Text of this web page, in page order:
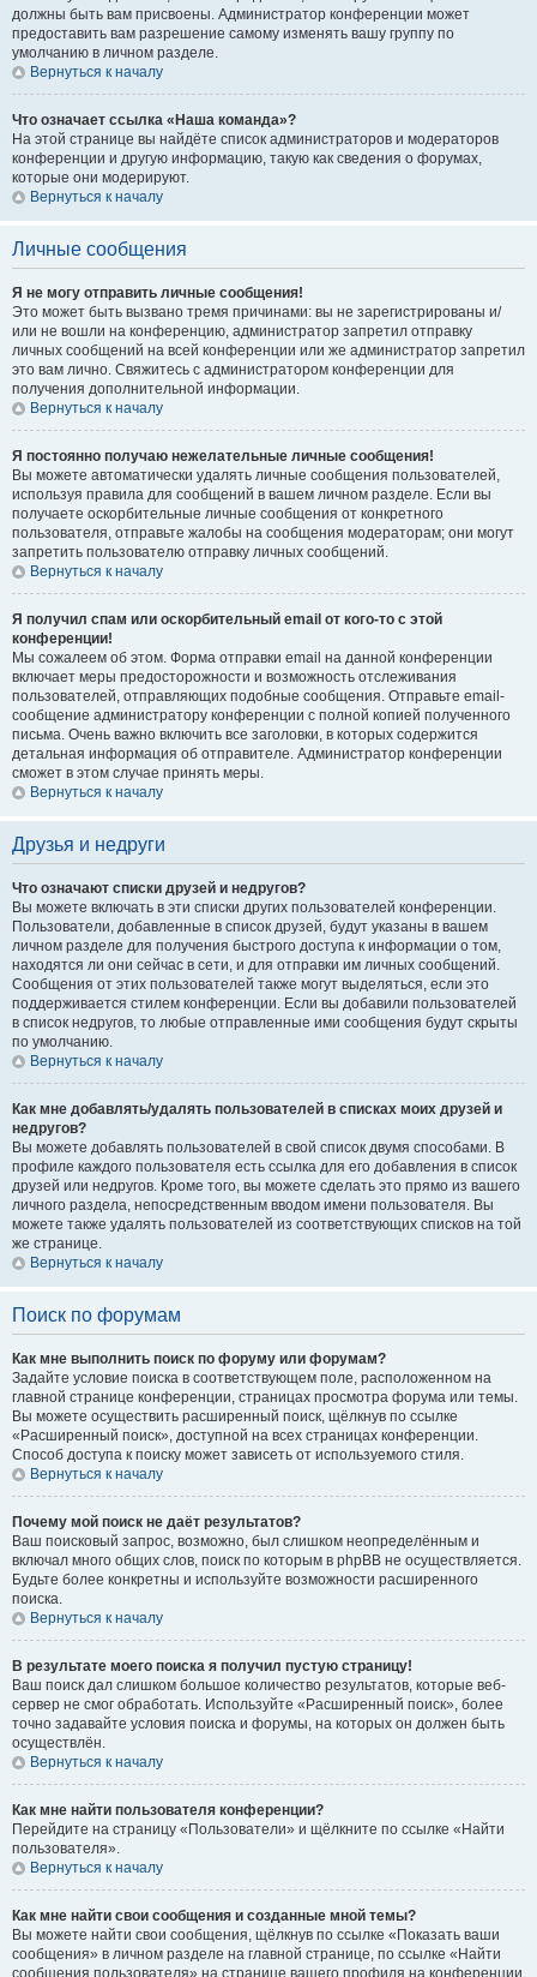
должны быть вам присвоены. Администратор конференции может
предоставить вам разрешение самому изменять вашу группу по
умолчанию в личном разделе.
Вернуться к началу
Что означает ссылка «Наша команда»?
На этой странице вы найдёте список администраторов и модераторов
конференции и другую информацию, такую как сведения о форумах,
которые они модерируют.
Вернуться к началу
Личные сообщения
Я не могу отправить личные сообщения!
Это может быть вызвано тремя причинами: вы не зарегистрированы и/
или не вошли на конференцию, администратор запретил отправку
личных сообщений на всей конференции или же администратор запретил
это вам лично. Свяжитесь с администратором конференции для
получения дополнительной информации.
Вернуться к началу
Я постоянно получаю нежелательные личные сообщения!
Вы можете автоматически удалять личные сообщения пользователей,
используя правила для сообщений в вашем личном разделе. Если вы
получаете оскорбительные личные сообщения от конкретного
пользователя, отправьте жалобы на сообщения модераторам; они могут
запретить пользователю отправку личных сообщений.
Вернуться к началу
Я получил спам или оскорбительный email от кого-то с этой
конференции!
Мы сожалеем об этом. Форма отправки email на данной конференции
включает меры предосторожности и возможность отслеживания
пользователей, отправляющих подобные сообщения. Отправьте email-
сообщение администратору конференции с полной копией полученного
письма. Очень важно включить все заголовки, в которых содержится
детальная информация об отправителе. Администратор конференции
сможет в этом случае принять меры.
Вернуться к началу
Друзья и недруги
Что означают списки друзей и недругов?
Вы можете включать в эти списки других пользователей конференции.
Пользователи, добавленные в список друзей, будут указаны в вашем
личном разделе для получения быстрого доступа к информации о том,
находятся ли они сейчас в сети, и для отправки им личных сообщений.
Сообщения от этих пользователей также могут выделяться, если это
поддерживается стилем конференции. Если вы добавили пользователей
в список недругов, то любые отправленные ими сообщения будут скрыты
по умолчанию.
Вернуться к началу
Как мне добавлять/удалять пользователей в списках моих друзей и
недругов?
Вы можете добавлять пользователей в свой список двумя способами. В
профиле каждого пользователя есть ссылка для его добавления в список
друзей или недругов. Кроме того, вы можете сделать это прямо из вашего
личного раздела, непосредственным вводом имени пользователя. Вы
можете также удалять пользователей из соответствующих списков на той
же странице.
Вернуться к началу
Поиск по форумам
Как мне выполнить поиск по форуму или форумам?
Задайте условие поиска в соответствующем поле, расположенном на
главной странице конференции, страницах просмотра форума или темы.
Вы можете осуществить расширенный поиск, щёлкнув по ссылке
«Расширенный поиск», доступной на всех страницах конференции.
Способ доступа к поиску может зависеть от используемого стиля.
Вернуться к началу
Почему мой поиск не даёт результатов?
Ваш поисковый запрос, возможно, был слишком неопределённым и
включал много общих слов, поиск по которым в phpBB не осуществляется.
Будьте более конкретны и используйте возможности расширенного
поиска.
Вернуться к началу
В результате моего поиска я получил пустую страницу!
Ваш поиск дал слишком большое количество результатов, которые веб-
сервер не смог обработать. Используйте «Расширенный поиск», более
точно задавайте условия поиска и форумы, на которых он должен быть
осуществлён.
Вернуться к началу
Как мне найти пользователя конференции?
Перейдите на страницу «Пользователи» и щёлкните по ссылке «Найти
пользователя».
Вернуться к началу
Как мне найти свои сообщения и созданные мной темы?
Вы можете найти свои сообщения, щёлкнув по ссылке «Показать ваши
сообщения» в личном разделе на главной странице, по ссылке «Найти
сообщения пользователя» на странице вашего профиля на конференции